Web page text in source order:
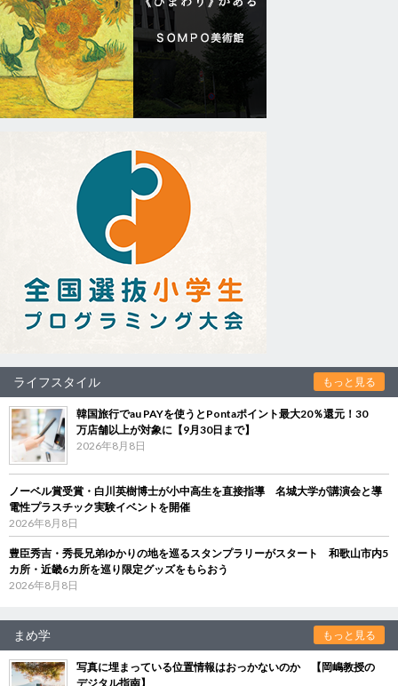
ライフスタイル もっと見る
韓国旅行でau PAYを使うとPontaポイント最大20％還元！30
万店舗以上が対象に【9月30日まで】
2026年8月8日
ノーベル賞受賞・白川英樹博士が小中高生を直接指導 名城大学が講演会と導
電性プラスチック実験イベントを開催
2026年8月8日
豊臣秀吉・秀長兄弟ゆかりの地を巡るスタンプラリーがスタート 和歌山市内5
カ所・近畿6カ所を巡り限定グッズをもらおう
2026年8月8日
まめ学 もっと見る
写真に埋まっている位置情報はおっかないのか 【岡嶋教授の
デジタル指南】